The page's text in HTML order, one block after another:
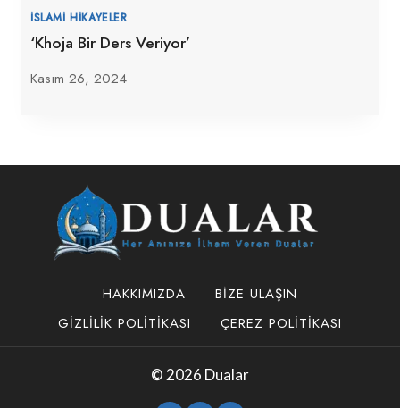
İSLAMI HIKAYELER
‘Khoja Bir Ders Veriyor’
Kasım 26, 2024
HAKKIMIZDA
BIZE ULAŞIN
GIZLILIK POLITIKASI
ÇEREZ POLITIKASI
© 2026 Dualar